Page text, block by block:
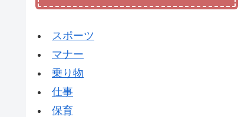
スポーツ
マナー
乗り物
仕事
保育